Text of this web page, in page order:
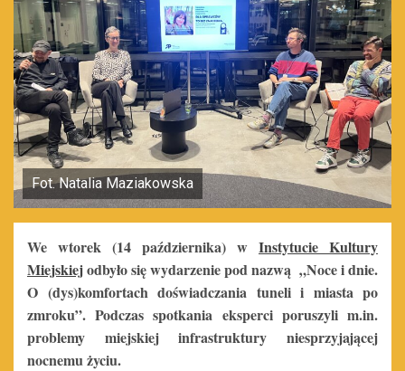
Fot. Natalia Maziakowska
We wtorek (14 października) w Instytucie Kultury
Miejskiejodbyło się wydarzenie pod nazwą „Noce i dnie.
O (dys)komfortach doświadczania tuneli i miasta po
zmroku”. Podczas spotkania eksperci poruszyli m.in.
problemy miejskiej infrastruktury niesprzyjającej
nocnemu życiu.